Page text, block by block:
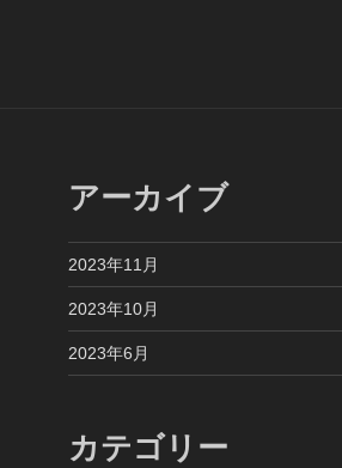
シ
ョ
ン
アーカイブ
2023年11月
2023年10月
2023年6月
カテゴリー